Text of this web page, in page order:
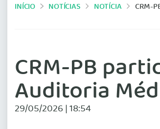
INÍCIO NOTÍCIAS NOTÍCIA CRM-
CRM-PB
Auditoria
29/05/2026 | 18:54